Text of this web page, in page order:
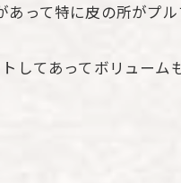
って特に皮の所がプ
してあってボリューム